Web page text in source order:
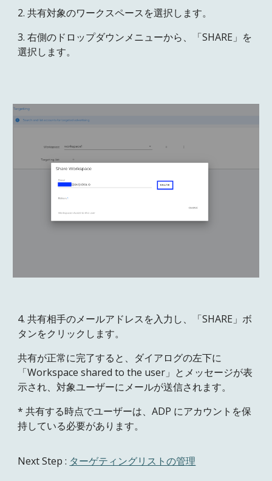
2. 共有対象のワークスペースを選択します。
3. 右側のドロップダウンメニューから、「SHARE」を
選択します。
4. 共有相手のメールアドレスを入力し、「SHARE」ボ
タンをクリックします。
共有が正常に完了すると、ダイアログの左下に
「Workspace shared to the user」とメッセージが表
示され、対象ユーザーにメールが送信されます。
* 共有する時点でユーザーは、ADP にアカウントを保
持している必要があります。
Next Step : ターゲティングリストの管理